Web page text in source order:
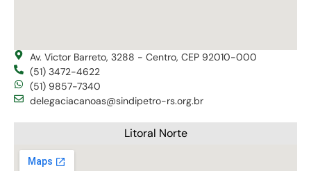
Av. Victor Barreto, 3288 - Centro, CEP 92010-000
(51) 3472-4622
(51) 9857-7340
delegaciacanoas@sindipetro-rs.org.br
Litoral Norte